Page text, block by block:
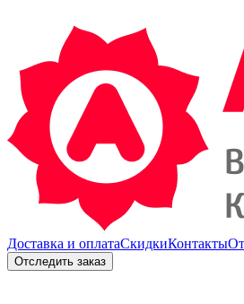
Доставка и оплатаСкидкиКонтакты
Отследить заказ